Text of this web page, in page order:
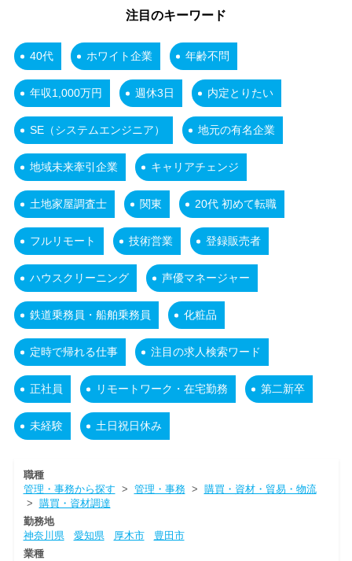
注目のキーワード
40代 ホワイト企業 年齢不問
年収1,000万円 週休3日 内定とりたい
SE（システムエンジニア） 地元の有名企業
地域未来牽引企業 キャリアチェンジ
土地家屋調査士 関東 20代 初めて転職
フルリモート 技術営業 登録販売者
ハウスクリーニング 声優マネージャー
鉄道乗務員・船舶乗務員 化粧品
定時で帰れる仕事 注目の求人検索ワード
正社員 リモートワーク・在宅勤務 第二新卒
未経験 土日祝日休み
職種
管理・事務から探す > 管理・事務> 購買・資材・貿易・物流
> 購買・資材調達
勤務地
神奈川県
愛知県 厚木市
豊田市
業種